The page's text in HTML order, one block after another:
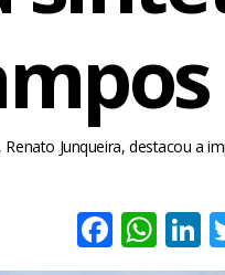
Junqueira, destacou a